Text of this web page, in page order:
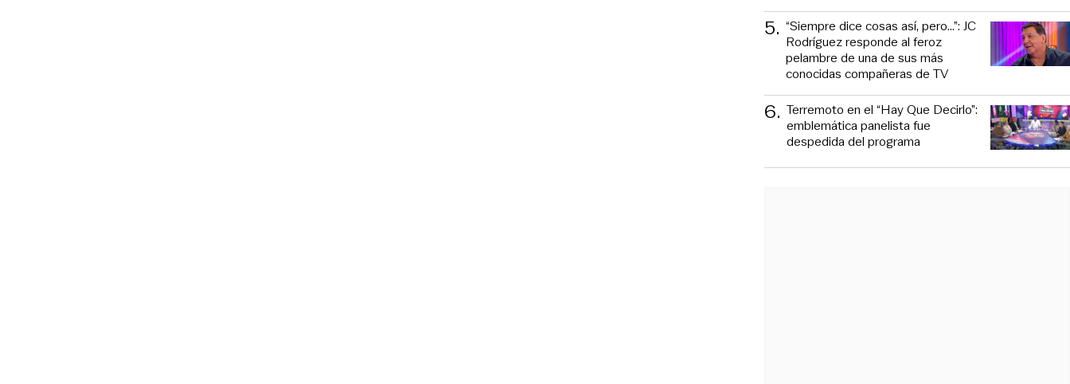
5. “Siempre dice cosas así, pero...”: JC
Rodríguez responde al feroz
pelambre de una de sus más
conocidas compañeras de TV
6. Terremoto en el “Hay Que Decirlo”:
emblemática panelista fue
despedida del programa